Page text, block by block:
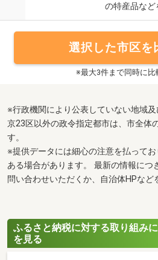
の特産品など
選択した市区を
※最大3件まで同時に比
※行政機関により公表していない地域
京23区以外の政令指定都市は、市全体
す。
※提供データには細心の注意を払って
ある場合があります。 最新の情報につ
問い合わせいただくか、自治体HPなど
ふるさと納税に対する取り組み
を見る